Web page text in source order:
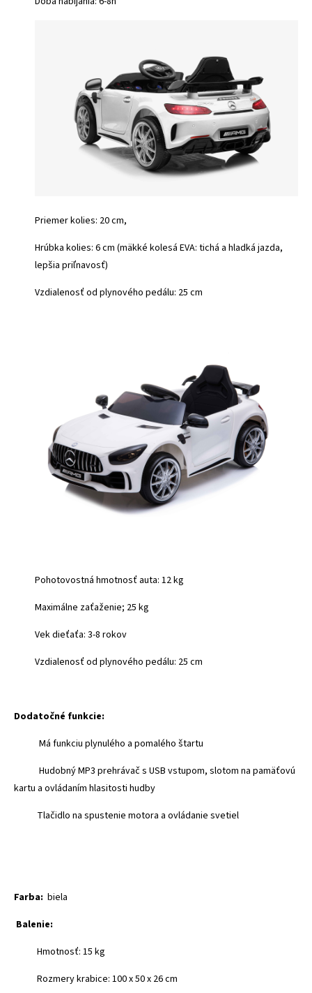
Priemer kolies: 20 cm,
Hrúbka kolies: 6 cm (mäkké kolesá EVA: tichá a hladká jazda,
lepšia priľnavosť)
Vzdialenosť od plynového pedálu: 25 cm
Pohotovostná hmotnosť auta: 12 kg
Maximálne zaťaženie; 25 kg
Vek dieťaťa: 3-8 rokov
Vzdialenosť od plynového pedálu: 25 cm
Dodatočné funkcie:
Má funkciu plynulého a pomalého štartu
Hudobný MP3 prehrávač s USB vstupom, slotom na pamäťovú
kartu a ovládaním hlasitosti hudby
Tlačidlo na spustenie motora a ovládanie svetiel
Farba: biela
Balenie:
Hmotnosť: 15 kg
Rozmery krabice: 100 x 50 x 26cm